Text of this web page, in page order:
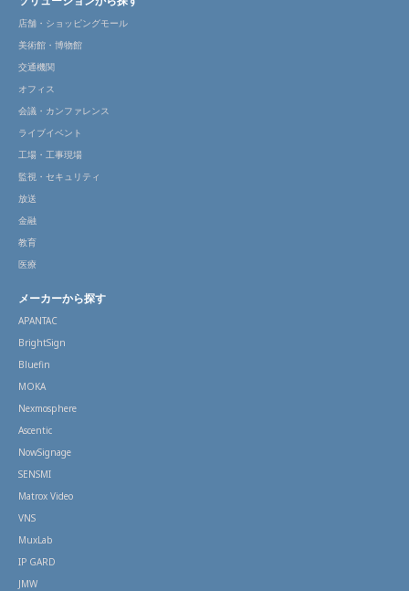
店舗・ショッピングモール
美術館・博物館
交通機関
オフィス
会議・カンファレンス
ライブイベント
工場・工事現場
監視・セキュリティ
放送
金融
教育
医療
メーカーから探す
APANTAC
BrightSign
Bluefin
MOKA
Nexmosphere
Ascentic
NowSignage
SENSMI
Matrox Video
VNS
MuxLab
IP GARD
JMW